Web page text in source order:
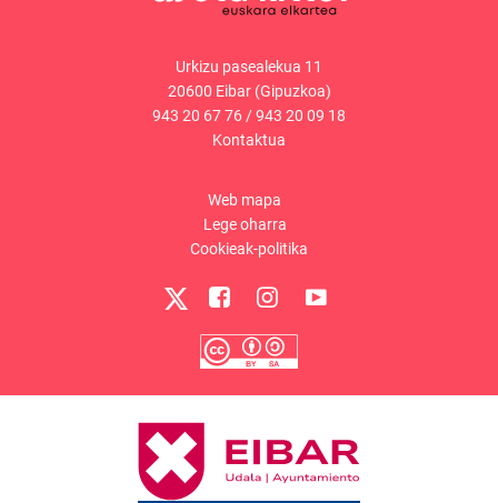
Urkizu pasealekua 11
20600 Eibar (Gipuzkoa)
943 20 67 76 /943 20 09 18
Kontaktua
Web mapa
Lege oharra
Cookieak-politika